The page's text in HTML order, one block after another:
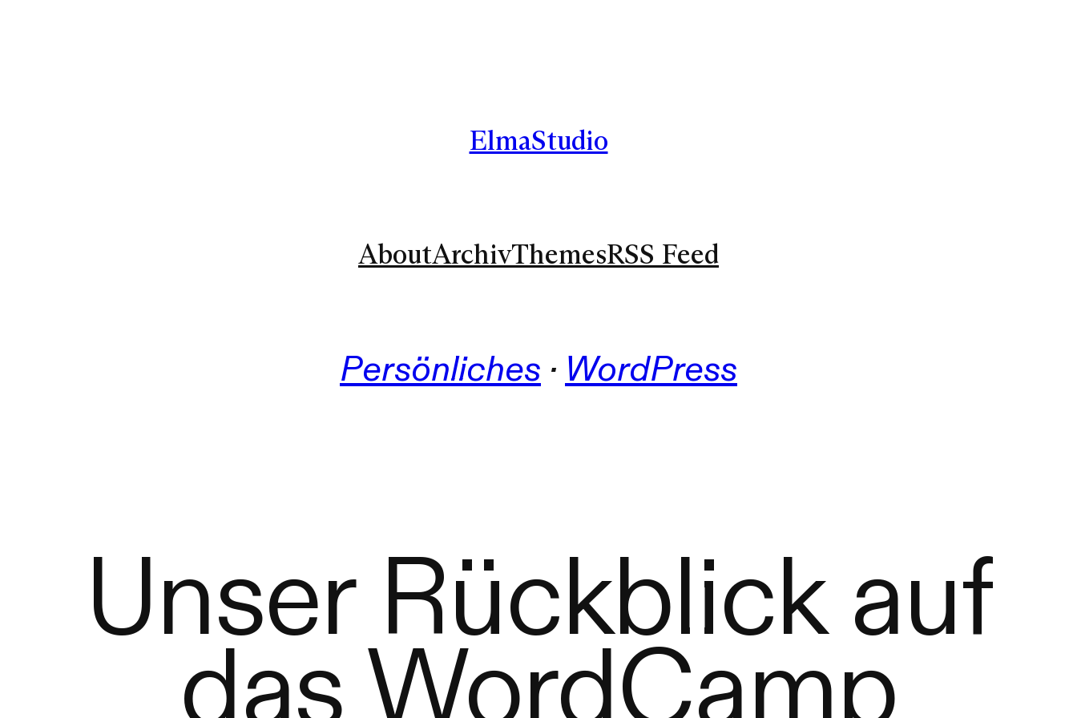
ElmaStudio
AboutArchivThemesRSS Feed
Persönliches · WordPress
Unser Rückblick auf
das WordCamp